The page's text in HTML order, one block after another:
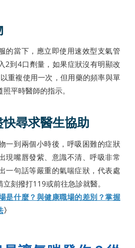
的當下，應立即使用速效型支氣管
2到4口劑量，如果症狀沒有明顯改
重複使用一次，但用藥的頻率與單
平時醫師的指示。
尋求醫生協助
一到兩個小時後，呼吸困難的症狀
現嘴唇發紫、意識不清、呼吸非常
一句話等嚴重的氣喘症狀，代表處
刻撥打119或前往急診就醫。
是什麼？與健康職場的差別？掌握
〉